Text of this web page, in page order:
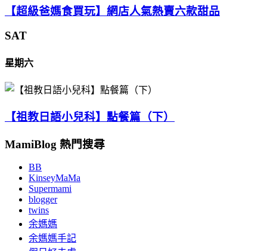
【超級爸媽食買玩】網店人氣熱賣六款甜品
SAT
星期六
【祖教日語小兒科】點餐篇（下）
MamiBlog 熱門搜尋
BB
KinseyMaMa
Supermami
blogger
twins
余媽媽
余媽媽手記